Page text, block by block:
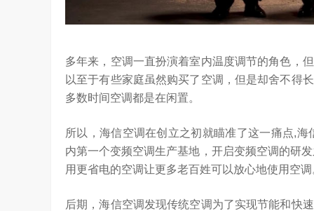
多年来，空调一直扮演着室内温度调节的角色，
以至于有些家庭虽然购买了空调，但是却舍不得
多数时间空调都是在闲置。
所以，海信空调在创立之初就瞄准了这一痛点,
内第一个变频空调生产基地，开启变频空调的研
用更省电的空调让更多老百姓可以放心地使用空调
后期，海信空调发现传统空调为了实现节能和快